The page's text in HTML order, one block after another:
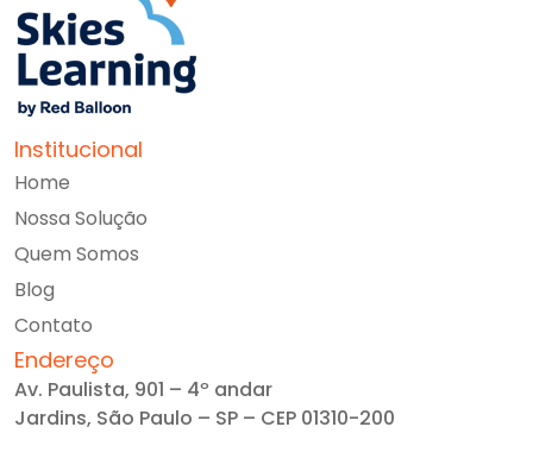
Institucional
Home
Nossa Solução
Quem Somos
Blog
Contato
Endereço
Av. Paulista, 901 – 4º andar
Jardins, São Paulo – SP – CEP 01310-200